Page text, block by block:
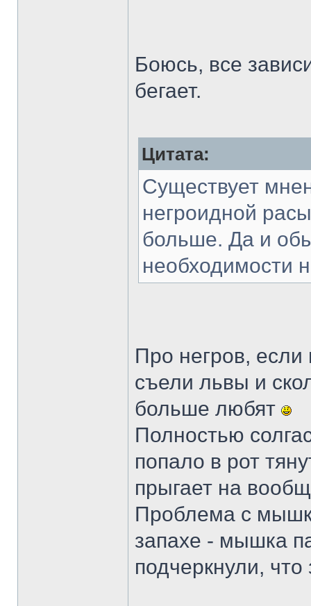
Боюсь, все
бегает.
Цитата:
Существует
негроидной
больше. Да и
необходимости
Про негров, если
съели львы и
больше любят
Полностью
попало в рот
прыгает на
Проблема с
запахе - мышка
подчеркнули,